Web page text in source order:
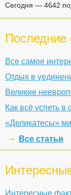
Сегодня — 4642
Последние
Все самое
Отдых в
Великие
Как всё успеть
«Деликатесы»
Все статьи
Интересные